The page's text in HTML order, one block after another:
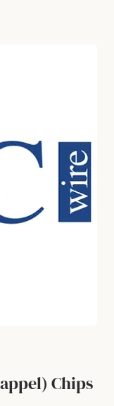
Chips